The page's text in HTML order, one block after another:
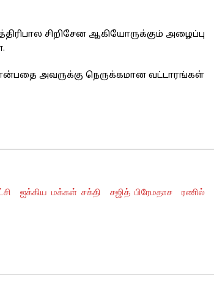
சிறிசேன ஆகியோருக்கும் அழைப்பு
அவருக்கு நெருக்கமான வட்டாரங்கள்
ஐக்கிய மக்கள் சக்தி சஜித் பிரேமதாச
ரணில்